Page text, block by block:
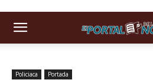
Policiaca Portada